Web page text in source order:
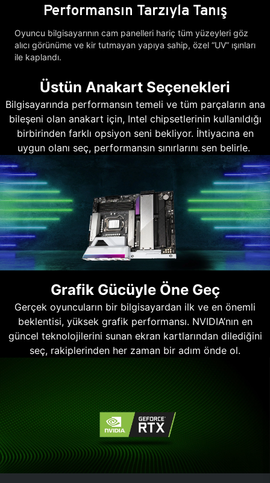
Performansın Tarzıyla Tanış
Oyuncu bilgisayarının cam panelleri hariç tüm yüzeyleri göz
alıcı görünüme ve kir tutmayan yapıya sahip, özel “UV” ışınları
ile kaplandı.
Üstün Anakart Seçenekleri
Bilgisayarında performansın temeli ve tüm parçaların ana
bileşeni olan anakart için, Intel chipsetlerinin kullanıldığı
birbirinden farklı opsiyon seni bekliyor. İhtiyacına en
uygun olanı seç, performansın sınırlarını sen belirle.
Grafik Gücüyle Öne Geç
Gerçek oyuncuların bir bilgisayardan ilk ve en önemli
beklentisi, yüksek grafik performansı. NVIDIA’nın en
güncel teknolojilerini sunan ekran kartlarından dilediğini
seç, rakiplerinden her zaman bir adım önde ol.